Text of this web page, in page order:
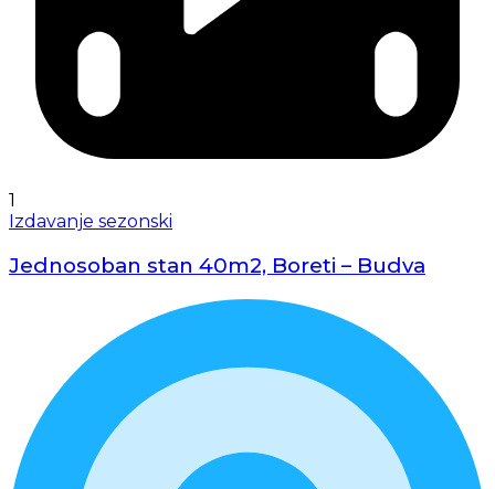
1
Izdavanje sezonski
Jednosoban stan 40m2, Boreti – Budva